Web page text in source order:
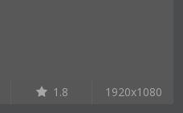
1.8 1920x1080